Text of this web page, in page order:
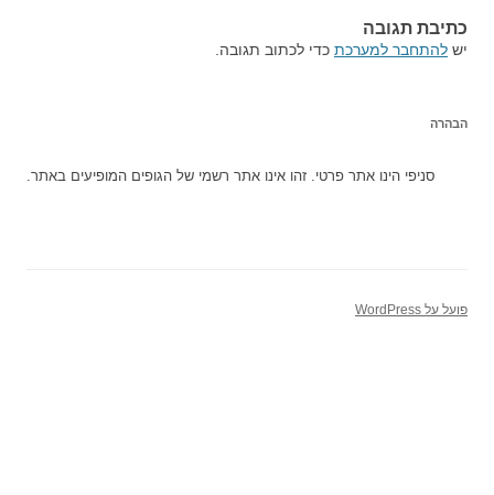
כתיבת תגובה
יש להתחבר למערכת כדי לכתוב תגובה.
הבהרה
סניפי הינו אתר פרטי. זהו אינו אתר רשמי של הגופים המופיעים באתר.
פועל על WordPress